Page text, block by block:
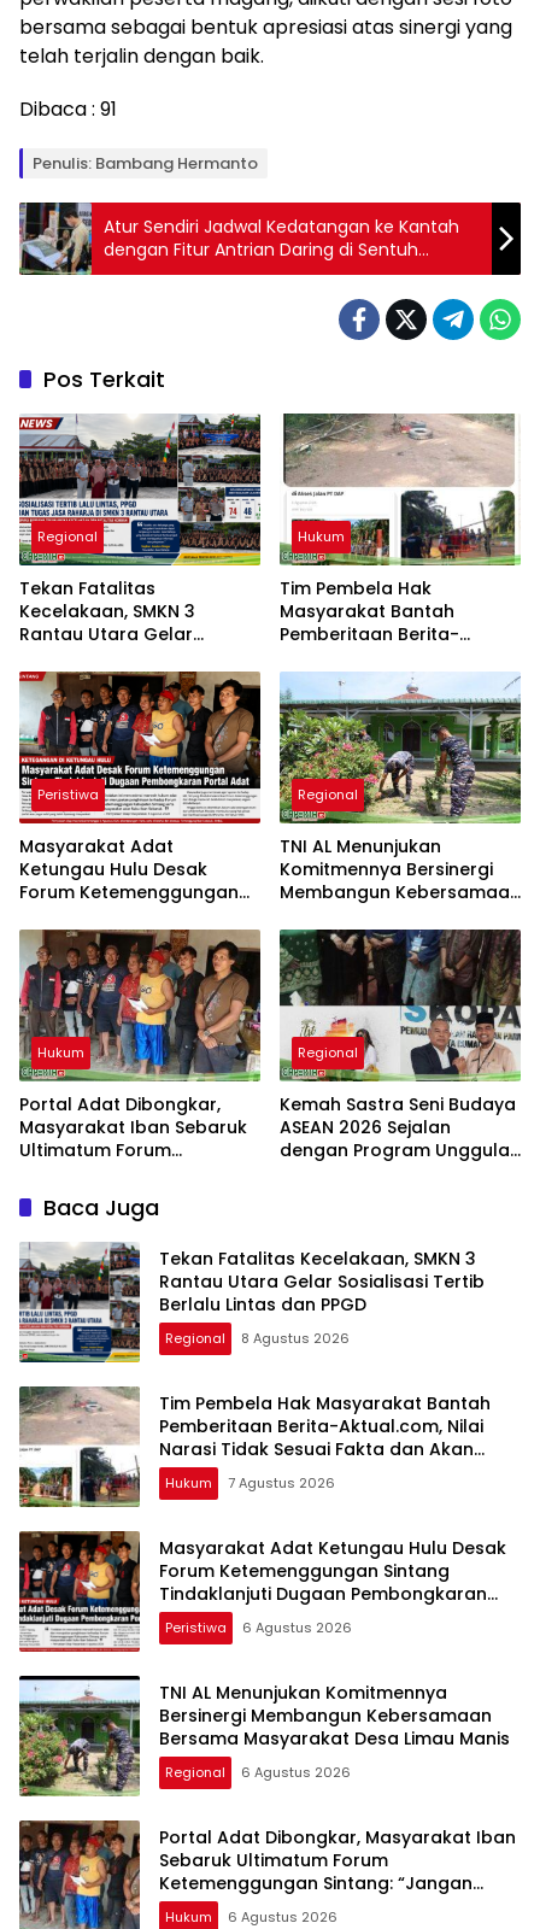
bersama sebagai bentuk apresiasi atas sinergi yang
telah terjalin dengan baik.
Dibaca : 91
Penulis: Bambang Hermanto
Atur Sendiri Jadwal Kedatangan ke Kantah
dengan Fitur Antrian Daring di Sentuh
Tanahku
Pos Terkait
Regional
Tekan Fatalitas
Kecelakaan, SMKN 3
Rantau Utara Gelar
Lintas dan PPGD
Hukum
Tim Pembela Hak
Masyarakat Bantah
Pemberitaan Berita-
Tidak Sesuai Fakta dan
Akan Tempuh Jalur Dewan
Pers
Peristiwa
Masyarakat Adat
Ketungau Hulu Desak
Forum Ketemenggungan
Dugaan Pembongkaran
Portal Adat
Regional
TNI AL Menunjukan
Komitmennya Bersinergi
Membangun Kebersamaan
Limau Manis
Hukum
Portal Adat Dibongkar,
Masyarakat Iban Sebaruk
Ultimatum Forum
“Jangan Biarkan Hukum
Adat Dilecehkan”
Regional
Kemah Sastra Seni Budaya
ASEAN 2026 Sejalan
dengan Program Unggulan
Baca Juga
Tekan Fatalitas Kecelakaan, SMKN 3
Rantau Utara Gelar Sosialisasi Tertib
Berlalu Lintas dan PPGD
Regional 8 Agustus 2026
Tim Pembela Hak Masyarakat Bantah
Pemberitaan Berita-Aktual.com, Nilai
Narasi Tidak Sesuai Fakta dan Akan
Tempuh Jalur Dewan Pers
Hukum 7 Agustus 2026
Masyarakat Adat Ketungau Hulu Desak
Forum Ketemenggungan Sintang
Tindaklanjuti Dugaan Pembongkaran
Portal Adat
Peristiwa 6 Agustus 2026
TNI AL Menunjukan Komitmennya
Bersinergi Membangun Kebersamaan
Bersama Masyarakat Desa Limau Manis
Regional 6 Agustus 2026
Portal Adat Dibongkar, Masyarakat Iban
Sebaruk Ultimatum Forum
Ketemenggungan Sintang: “Jangan
Biarkan Hukum Adat Dilecehkan”
Hukum 6 Agustus 2026